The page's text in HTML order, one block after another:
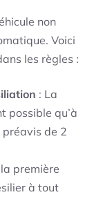
non
Voici
les règles :
: La
possible qu’à
préavis de 2
première
à tout